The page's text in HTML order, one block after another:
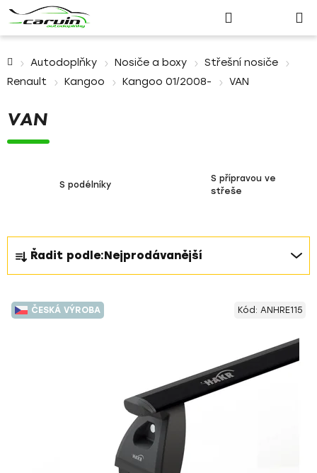
Přihlášení
košík
Autodoplňky Nosiče a boxy
Střešní nosiče
Renault
Kangoo Kangoo 01/2008- VAN
VAN
S podélníky
S přípravou ve
střeše
Ř
a
z
e
n
Řadit podle:Nejprodávanější
V
ý
ČESKÁ VÝROBA Kód: ANHRE115